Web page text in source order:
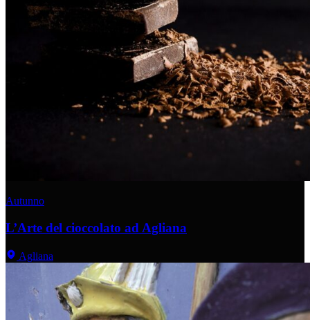
Autunno
L’Arte del cioccolato ad Agliana
Agliana